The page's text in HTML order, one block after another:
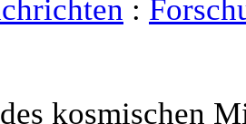
:
kosmischen